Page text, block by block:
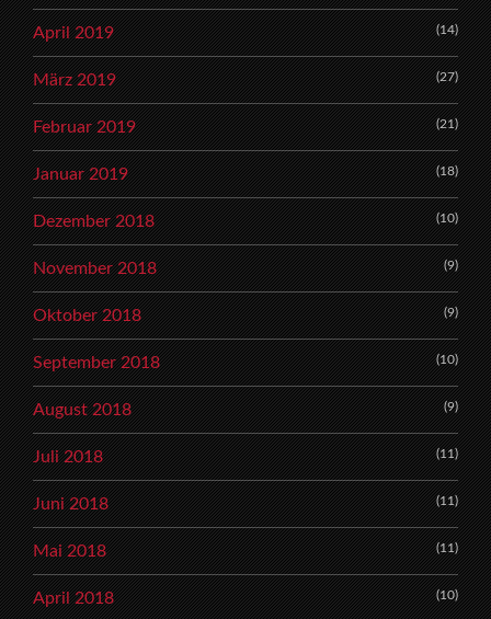
April 2019 (14)
März 2019 (27)
Februar 2019 (21)
Januar 2019 (18)
Dezember 2018 (10)
November 2018 (9)
Oktober 2018 (9)
September 2018 (10)
August 2018 (9)
Juli 2018 (11)
Juni 2018 (11)
Mai 2018 (11)
April 2018 (10)